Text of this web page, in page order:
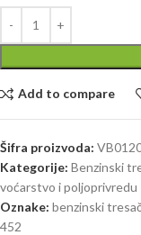
Add to compare
Šifra proizvoda:
Kategorije: Benzinski
voćarstvo i poljoprivredu
Oznake: benzinski
452